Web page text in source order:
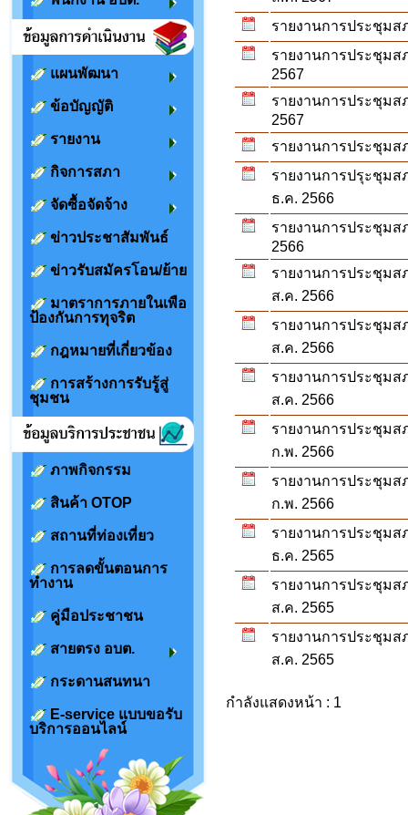
แผนพัฒนา
ข้อบัญญัติ
รายงาน
กิจการสภา
จัดซื้อจัดจ้าง
ข่าวประชาสัมพันธ์
ข่าวรับสมัครโอน/ย้าย
มาตราการภายในเพือ
ป้องกันการทุจริต
กฎหมายที่เกี่ยวข้อง
การสร้างการรับรู้สู่
ชุมชน
ภาพกิจกรรม
สินค้า OTOP
สถานที่ท่องเที่ยว
การลดขั้นตอนการ
ทำงาน
คู่มือประชาชน
สายตรง อบต.
กระดานสนทนา
E-service แบบขอรับ
บริการออนไลน์
รายงานการประชุม
รายงานการประชุม
2567
รายงานการประชุม
2567
รายงานการประชุม
รายงานการปรุะชุม
ธ.ค. 2566
รายงานการประชุม
2566
รายงานการประชุม
ส.ค. 2566
รายงานการประชุม
ส.ค. 2566
รายงานการประชุม
ส.ค. 2566
รายงานการประชุม
ก.พ. 2566
รายงานการประชุม
ก.พ. 2566
รายงานการประชุม
ธ.ค. 2565
รายงานการประชุม
ส.ค. 2565
รายงานการประชุม
ส.ค. 2565
กำลังแสดงหน้า : 1